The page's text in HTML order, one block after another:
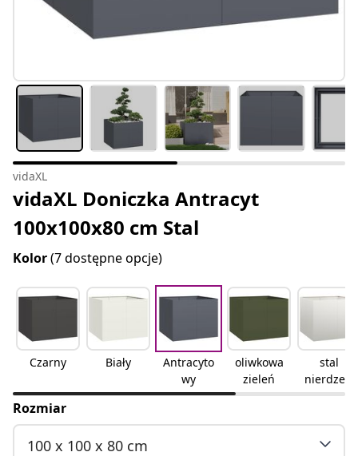
vidaXL
vidaXL Doniczka Antracyt
100x100x80 cm Stal
Kolor(7 dostępne opcje)
Czarny Biały
Antracyto
wy
oliwkowa
zieleń
stal
nierdzew
na
Rozmiar
100 x 100 x 80 cm